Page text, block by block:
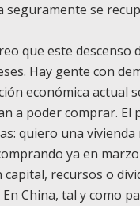
seguramente se
que este
Hay gente con
económica actual
a poder comprar.
quiero una
ya en
capital, recursos o
China, tal y como